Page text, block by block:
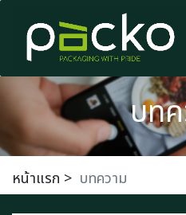
Skip to Content
บท
หน้าแรก > บทความ